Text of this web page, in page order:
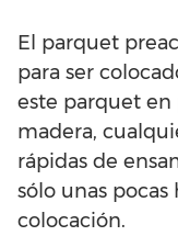
El parquet
para ser
este parquet en
madera,
rápidas de
sólo unas pocas
colocación.